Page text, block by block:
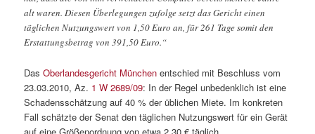
alt waren. Diesen Überlegungen zufolge setzt das Gericht einen
täglichen Nutzungswert von 1,50 Euro an, für 261 Tage somit den
Erstattungsbetrag von 391,50 Euro.“
DasOberlandesgericht München entschied mit Beschluss vom
23.03.2010, Az. 1 W 2689/09: In der Regel unbedenklich ist eine
Schadensschätzung auf 40 % der üblichen Miete. Im konkreten
Fall schätzte der Senat den täglichen Nutzungswert für ein Gerät
auf eine Größenordnung von etwa 2,30 € täglich.